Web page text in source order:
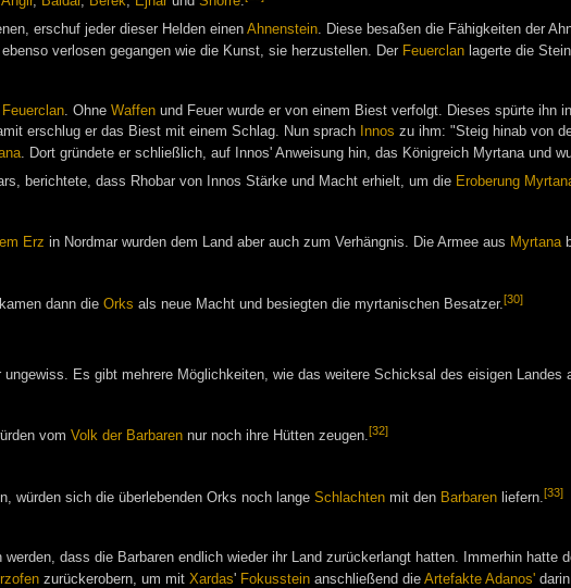
erschuf jeder dieser Helden einen Ahnenstein. Diese besaßen die Fähigkeiten der
verlosen gegangen wie die Kunst, sie herzustellen. Der Feuerclanlagerte die
Feuerclan. Ohne Waffenund Feuer wurde er von einem Biest verfolgt. Dieses spürte ihn
erschlug er das Biest mit einem Schlag. Nun sprach Innos zu ihm: "Steig hinab von
. Dort gründete er schließlich, auf Innos' Anweisung hin, das Königreich Myrtana und
berichtete, dass Rhobar von Innos Stärke und Macht erhielt, um die Eroberung
Erz in Nordmar wurden dem Land aber auch zum Verhängnis. Die Armee aus Myrtana
dann die Orks als neue Macht und besiegten die myrtanischen Besatzer.[30]
Es gibt mehrere Möglichkeiten, wie das weitere Schicksal des eisigen Landes
vom Volk der Barbarennur noch ihre Hütten zeugen.[32]
würden sich die überlebenden Orks noch lange Schlachtenmit den Barbarenliefern. [33]
dass die Barbaren endlich wieder ihr Land zurückerlangt hatten. Immerhin hatte
zurückerobern, um mit Xardas' Fokussteinanschließend die Artefakte Adanos'darin